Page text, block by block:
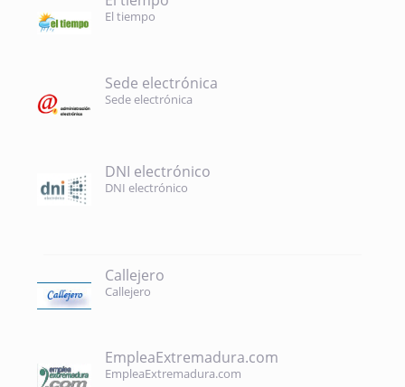
El tiempo
Sede electrónica
Sede electrónica
DNI electrónico
DNI electrónico
Callejero
Callejero
EmpleaExtremadura.com
EmpleaExtremadura.com